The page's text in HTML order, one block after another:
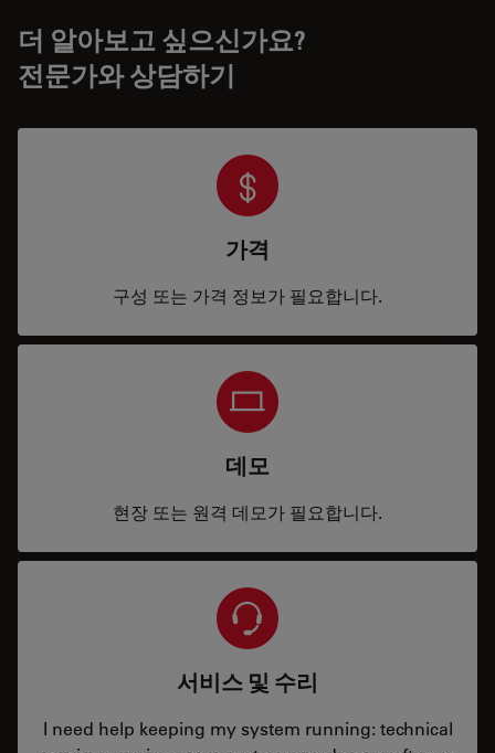
더 알아보고 싶으신가요?
전문가와 상담하기
가격
구성 또는 가격 정보가 필요합니다.
데모
현장 또는 원격 데모가 필요합니다.
서비스 및 수리
I need help keeping my system running: technical